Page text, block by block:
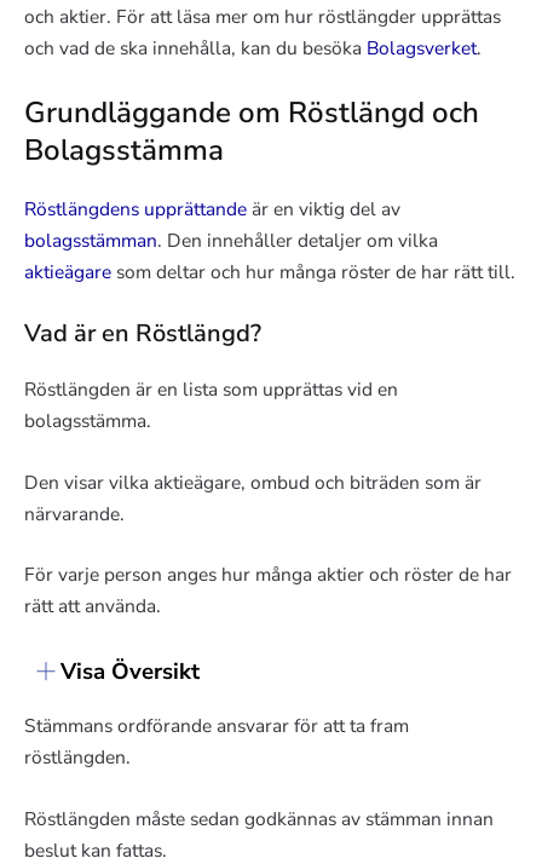
och aktier. För att läsa mer om hur röstlängder upprättas
och vad de ska innehålla, kan du besöka Bolagsverket.
Grundläggande om Röstlängd och
Bolagsstämma
Röstlängdens upprättande är en viktig del av
bolagsstämman. Den innehåller detaljer om vilka
aktieägare som deltar och hur många röster de har rätt till.
Vad är en Röstlängd?
Röstlängden är en lista som upprättas vid en
bolagsstämma.
Den visar vilka aktieägare, ombud och biträden som är
närvarande.
För varje person anges hur många aktier och röster de har
rätt att använda.
Visa Översikt
Stämmans ordförande ansvarar för att ta fram
röstlängden.
Röstlängden måste sedan godkännas av stämman innan
beslut kan fattas.